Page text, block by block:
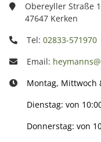
Obereyller Straße 1
47647 Kerken
Tel: 02833-571970
Email:
Montag, Mittwoch
Dienstag: von
Donnerstag: von